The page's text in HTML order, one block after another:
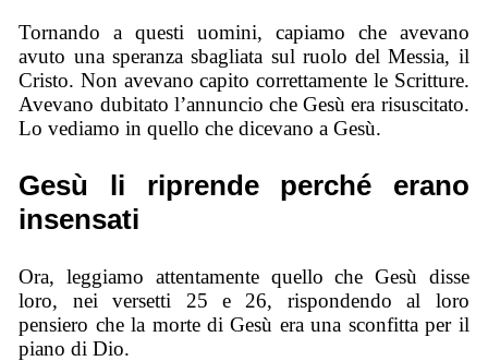
Tornando a questi uomini, capiamo che avevano
avuto una speranza sbagliata sul ruolo del Messia, il
Cristo. Non avevano capito correttamente le Scritture.
Avevano dubitato l’annuncio che Gesù era risuscitato.
Lo vediamo in quello che dicevano a Gesù.
Gesù li riprende perché erano
insensati
Ora, leggiamo attentamente quello che Gesù disse
loro, nei versetti 25 e 26, rispondendo al loro
pensiero che la morte di Gesù era una sconfitta per il
piano di Dio.